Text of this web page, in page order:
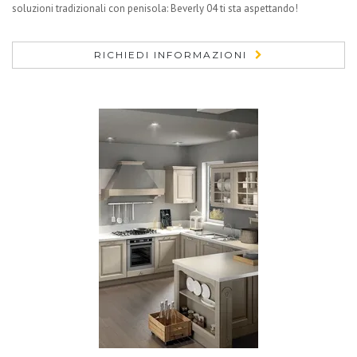
soluzioni tradizionali con penisola: Beverly 04 ti sta aspettando!
RICHIEDI INFORMAZIONI